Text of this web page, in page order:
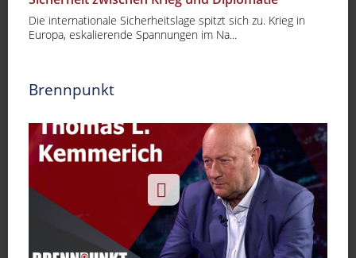
Die internationale Sicherheitslage spitzt sich zu. Krieg in
Europa, eskalierende Spannungen im Na...
Brennpunkt